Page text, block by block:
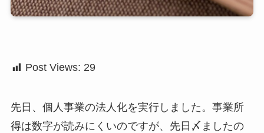
Post Views: 29
先日、個人事業の法人化を実行しました。事業所
得は数字が読みにくいのですが、先日〆ましたの